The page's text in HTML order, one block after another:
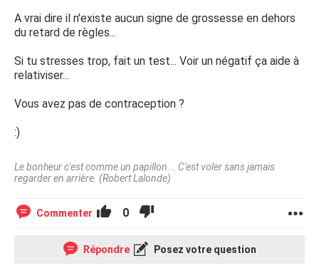
A vrai dire il n'existe aucun signe de grossesse en dehors
du retard de règles...
Si tu stresses trop, fait un test... Voir un négatif ça aide à
relativiser...
Vous avez pas de contraception ?
:)
Le bonheur c'est comme un papillon... C'est voler sans jamais
regarder en arrière. (Robert Lalonde)
Commenter 0
Répondre Posez votre question